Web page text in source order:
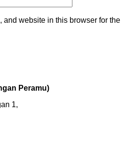
and website in this browser for the
Peramu)
1,